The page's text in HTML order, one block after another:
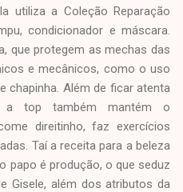
utiliza a Coleção Reparação
condicionador e máscara.
que protegem as mechas das
e mecânicos, como o uso
chapinha. Além de ficar atenta
a top também mantém o
direitinho, faz exercícios
Taí a receita para a beleza
papo é produção, o que seduz
Gisele, além dos atributos da